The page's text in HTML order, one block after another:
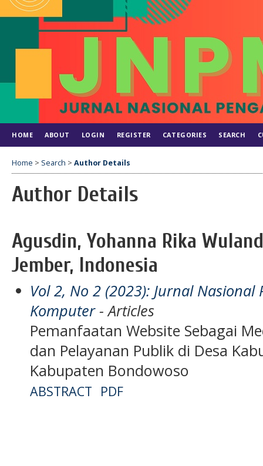
HOME ABOUT LOGIN REGISTER CATEGORIES SEARCH
Home > Search > Author Details
Author Details
Agusdin, Yohanna Rika
Jember, Indonesia
Vol 2, No 2 (2023): Jurnal
Komputer- Articles
Pemanfaatan Website Sebagai
dan Pelayanan Publik di Desa
Kabupaten Bondowoso
ABSTRACT PDF